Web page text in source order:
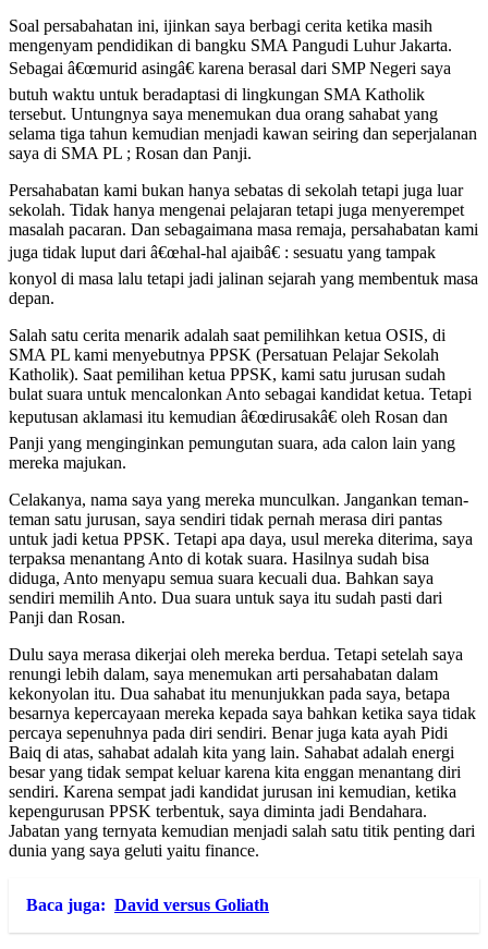
Soal persabahatan ini, ijinkan saya berbagi cerita ketika masih
mengenyam pendidikan di bangku SMA Pangudi Luhur Jakarta.
Sebagai â€œmurid asingâ€ karena berasal dari SMP Negeri saya
butuh waktu untuk beradaptasi di lingkungan SMA Katholik
tersebut. Untungnya saya menemukan dua orang sahabat yang
selama tiga tahun kemudian menjadi kawan seiring dan seperjalanan
saya di SMA PL ; Rosan dan Panji.
Persahabatan kami bukan hanya sebatas di sekolah tetapi juga luar
sekolah. Tidak hanya mengenai pelajaran tetapi juga menyerempet
masalah pacaran. Dan sebagaimana masa remaja, persahabatan kami
juga tidak luput dari â€œhal-hal ajaibâ€ : sesuatu yang tampak
konyol di masa lalu tetapi jadi jalinan sejarah yang membentuk masa
depan.
Salah satu cerita menarik adalah saat pemilihkan ketua OSIS, di
SMA PL kami menyebutnya PPSK (Persatuan Pelajar Sekolah
Katholik). Saat pemilihan ketua PPSK, kami satu jurusan sudah
bulat suara untuk mencalonkan Anto sebagai kandidat ketua. Tetapi
keputusan aklamasi itu kemudian â€œdirusakâ€ oleh Rosan dan
Panji yang menginginkan pemungutan suara, ada calon lain yang
mereka majukan.
Celakanya, nama saya yang mereka munculkan. Jangankan teman-
teman satu jurusan, saya sendiri tidak pernah merasa diri pantas
untuk jadi ketua PPSK. Tetapi apa daya, usul mereka diterima, saya
terpaksa menantang Anto di kotak suara. Hasilnya sudah bisa
diduga, Anto menyapu semua suara kecuali dua. Bahkan saya
sendiri memilih Anto. Dua suara untuk saya itu sudah pasti dari
Panji dan Rosan.
Dulu saya merasa dikerjai oleh mereka berdua. Tetapi setelah saya
renungi lebih dalam, saya menemukan arti persahabatan dalam
kekonyolan itu. Dua sahabat itu menunjukkan pada saya, betapa
besarnya kepercayaan mereka kepada saya bahkan ketika saya tidak
percaya sepenuhnya pada diri sendiri. Benar juga kata ayah Pidi
Baiq di atas, sahabat adalah kita yang lain. Sahabat adalah energi
besar yang tidak sempat keluar karena kita enggan menantang diri
sendiri. Karena sempat jadi kandidat jurusan ini kemudian, ketika
kepengurusan PPSK terbentuk, saya diminta jadi Bendahara.
Jabatan yang ternyata kemudian menjadi salah satu titik penting dari
dunia yang saya geluti yaitu finance.
Baca juga: David versus Goliath